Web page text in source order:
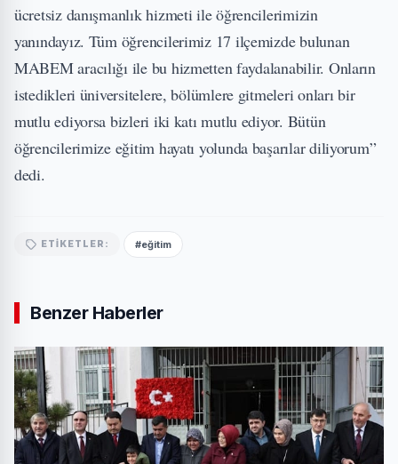
ücretsiz danışmanlık hizmeti ile öğrencilerimizin
yanındayız. Tüm öğrencilerimiz 17 ilçemizde bulunan
MABEM aracılığı ile bu hizmetten faydalanabilir. Onların
istedikleri üniversitelere, bölümlere gitmeleri onları bir
mutlu ediyorsa bizleri iki katı mutlu ediyor. Bütün
öğrencilerimize eğitim hayatı yolunda başarılar diliyorum”
dedi.
ETIKETLER: #eğitim
Benzer Haberler